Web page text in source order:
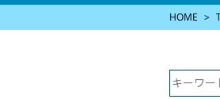
HOME